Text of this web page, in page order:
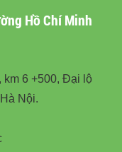
Hồ Chí Minh
km 6 +500, Đại lộ
Nội.